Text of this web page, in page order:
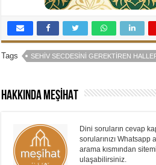
Tags SEHIV SECDESINI GEREKTIREN
Hakkında MEŞİHAT
Dini soruların cevap
sorularınızı Whatsapp
arama kısmından
ulaşabilirsiniz.